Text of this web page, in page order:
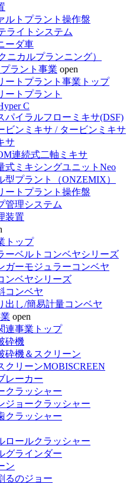
ルトプラント操作盤
ライトシステム
ーダ車
ニカルプランニング）
ラント事業 open
ートプラント事業トップ
ートプラント
C
パイラルフローミキサ(DSF)
ビンミキサ / タービンミキサ
サ
連続式二軸ミキサ
式ミキシングユニットNeo
型プラント（ONZEMIX）
ートプラント操作盤
管理システム
装置
トップ
ーベルトコンベヤシリーズ
ガーモジュラーコンベヤ
ンベヤシリーズ
コンベヤ
出し/簡易計量コンベヤ
open
連事業トップ
砕機
砕機＆スクリーン
クリーンMOBISCREEN
レーカー
クラッシャー
ジョークラッシャー
クラッシャー
ロールクラッシャー
グラインダー
ン
るのジョー